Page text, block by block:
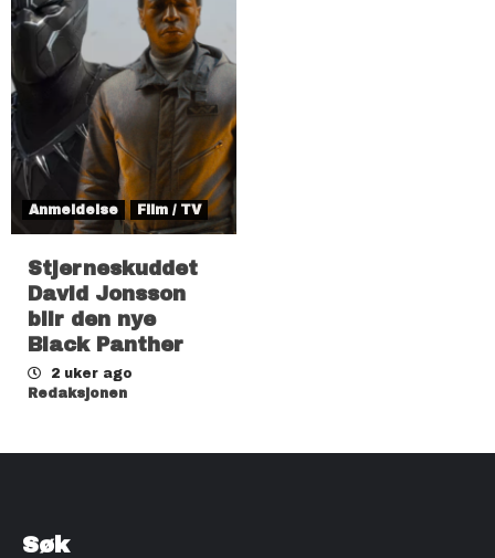
Anmeldelse Film / TV
Stjerneskuddet
David Jonsson
blir den nye
Black Panther
2 uker ago
Redaksjonen
Søk